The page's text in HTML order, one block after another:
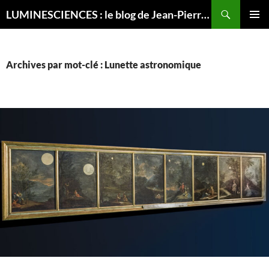
LUMINESCIENCES : le blog de Jean-Pierre LUMINET, astrophysicien
Archives par mot-clé : Lunette astronomique